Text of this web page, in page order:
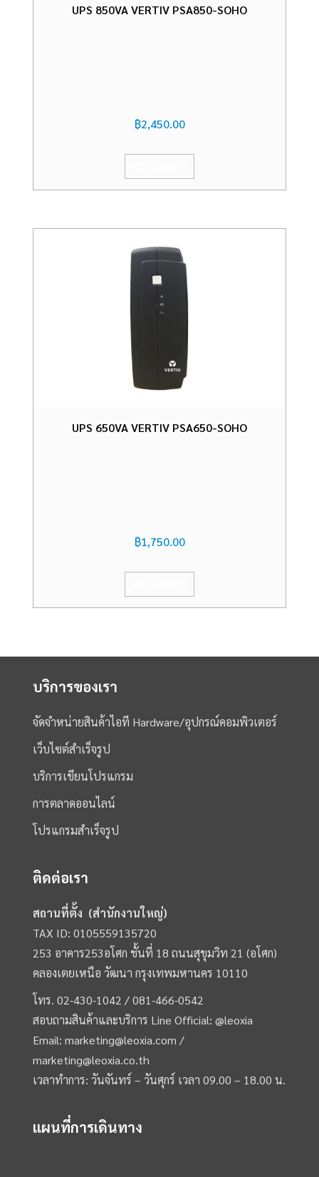
UPS 850VA VERTIV PSA850-SOHO
฿2,450.00
UPS 650VA VERTIV PSA650-SOHO
฿1,750.00
บริการของเรา
จัดจำหน่ายสินค้าไอที Hardware/อุปกรณ์คอมพิวเตอร์
เว็บไซต์สำเร็จรูป
บริการเขียนโปรแกรม
การตลาดออนไลน์
โปรแกรมสำเร็จรูป
ติดต่อเรา
สถานที่ตั้ง (สำนักงานใหญ่)
TAX ID: 0105559135720
253 อาคาร253อโศก ชั้นที่ 18 ถนนสุขุมวิท 21 (อโศก)
คลองเตยเหนือ วัฒนา กรุงเทพมหานคร 10110
โทร.02-430-1042 /081-466-0542
สอบถามสินค้าและบริการ Line Official:@leoxia
Email:marketing@leoxia.com /
marketing@leoxia.co.th
เวลาทำการ: วันจันทร์ – วันศุกร์ เวลา 09.00 – 18.00 น.
แผนที่การเดินทาง